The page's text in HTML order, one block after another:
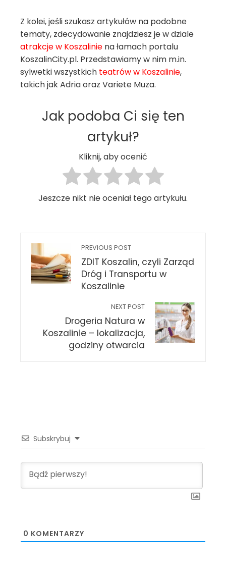
Z kolei, jeśli szukasz artykułów na podobne
tematy, zdecydowanie znajdziesz je w dziale
atrakcje w Koszalinie na łamach portalu
KoszalinCity.pl. Przedstawiamy w nim m.in.
sylwetki wszystkich teatrów w Koszalinie,
takich jak Adria oraz Variete Muza.
Jak podoba Ci się ten
artykuł?
Kliknij, aby ocenić
Jeszcze nikt nie oceniał tego artykułu.
PREVIOUS POST
ZDIT Koszalin, czyli Zarząd
Dróg i Transportu w
Koszalinie
NEXT POST
Drogeria Natura w
Koszalinie – lokalizacja,
godziny otwarcia
Subskrybuj
0 KOMENTARZY